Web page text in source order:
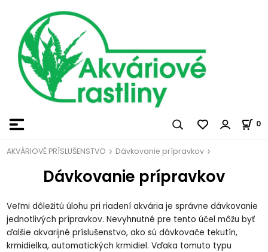
0
AKVÁRIOVÉ PRÍSLUŠENSTVO Dávkovanie prípravkov
Dávkovanie prípravkov
Veľmi dôležitú úlohu pri riadení akvária je správne dávkovanie
jednotlivých prípravkov.Nevyhnutné pre tento účel môžu byť
ďalšie akvarijné príslušenstvo, ako sú dávkovače tekutín,
krmidielka, automatických krmidiel.Vďaka tomuto typu